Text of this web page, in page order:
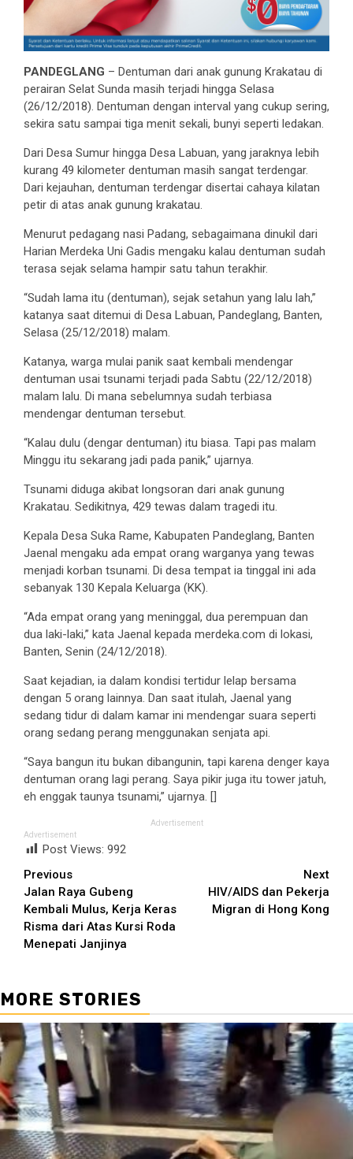
PANDEGLANG – Dentuman dari anak gunung Krakatau di
perairan Selat Sunda masih terjadi hingga Selasa
(26/12/2018). Dentuman dengan interval yang cukup sering,
sekira satu sampai tiga menit sekali, bunyi seperti ledakan.
Dari Desa Sumur hingga Desa Labuan, yang jaraknya lebih
kurang 49 kilometer dentuman masih sangat terdengar.
Dari kejauhan, dentuman terdengar disertai cahaya kilatan
petir di atas anak gunung krakatau.
Menurut pedagang nasi Padang, sebagaimana dinukil dari
Harian Merdeka Uni Gadis mengaku kalau dentuman sudah
terasa sejak selama hampir satu tahun terakhir.
“Sudah lama itu (dentuman), sejak setahun yang lalu lah,”
katanya saat ditemui di Desa Labuan, Pandeglang, Banten,
Selasa (25/12/2018) malam.
Katanya, warga mulai panik saat kembali mendengar
dentuman usai tsunami terjadi pada Sabtu (22/12/2018)
malam lalu. Di mana sebelumnya sudah terbiasa
mendengar dentuman tersebut.
“Kalau dulu (dengar dentuman) itu biasa. Tapi pas malam
Minggu itu sekarang jadi pada panik,” ujarnya.
Tsunami diduga akibat longsoran dari anak gunung
Krakatau. Sedikitnya, 429 tewas dalam tragedi itu.
Kepala Desa Suka Rame, Kabupaten Pandeglang, Banten
Jaenal mengaku ada empat orang warganya yang tewas
menjadi korban tsunami. Di desa tempat ia tinggal ini ada
sebanyak 130 Kepala Keluarga (KK).
“Ada empat orang yang meninggal, dua perempuan dan
dua laki-laki,” kata Jaenal kepada merdeka.com di lokasi,
Banten, Senin (24/12/2018).
Saat kejadian, ia dalam kondisi tertidur lelap bersama
dengan 5 orang lainnya. Dan saat itulah, Jaenal yang
sedang tidur di dalam kamar ini mendengar suara seperti
orang sedang perang menggunakan senjata api.
“Saya bangun itu bukan dibangunin, tapi karena denger kaya
dentuman orang lagi perang. Saya pikir juga itu tower jatuh,
eh enggak taunya tsunami,” ujarnya. []
Advertisement
Advertisement
Post Views: 992
Continue
Reading
Previous
Jalan Raya Gubeng
Kembali Mulus, Kerja Keras
Risma dari Atas Kursi Roda
Menepati Janjinya
Next
HIV/AIDS dan Pekerja
Migran di Hong Kong
MORE STORIES